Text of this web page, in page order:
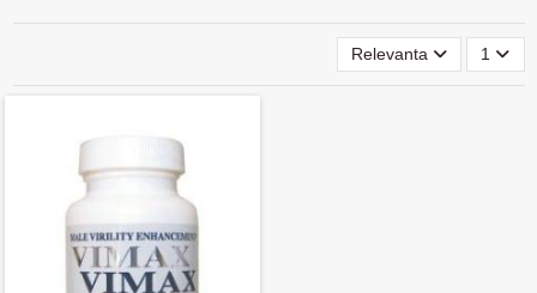
Relevanta 1